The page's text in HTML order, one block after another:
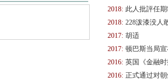
2018: 此人批評任
2018: 228泼漆没人
2017: 胡适
2017: 顿巴斯当局
2016: 英国《金融
2016: 正式通过对朝